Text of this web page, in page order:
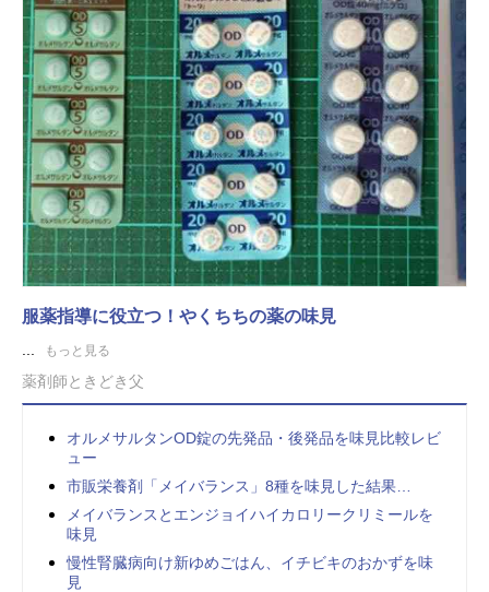
服薬指導に役立つ！やくちちの薬の味見
もっと見る
薬剤師ときどき父
オルメサルタンOD錠の先発品・後発品を味見比較レビ
ュー
市販栄養剤「メイバランス」8種を味見した結果…
メイバランスとエンジョイハイカロリークリミールを
味見
慢性腎臓病向け新ゆめごはん、イチビキのおかずを味
見